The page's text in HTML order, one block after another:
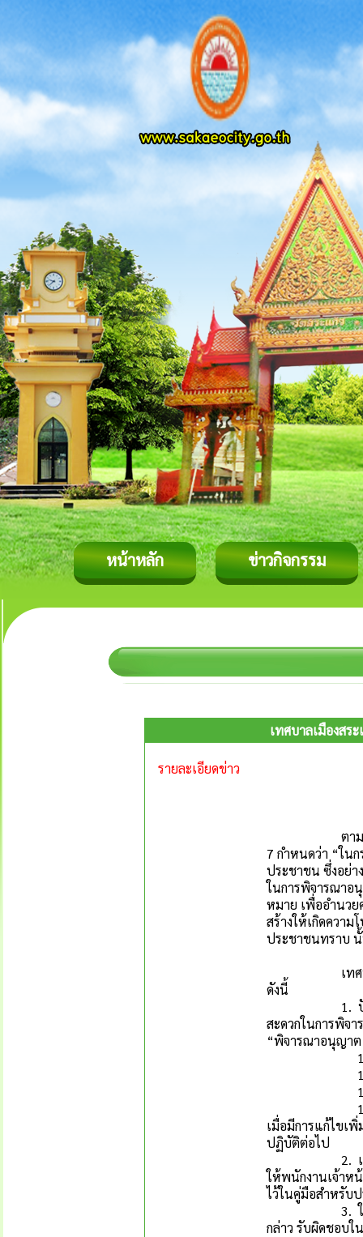
หน้าหลัก ข่าวกิจกรรม
เทศบาลเมืองสร
รายละเอียดข่าว
ตามพระราชบั
7 กำหนดว่า “ใน
ประชาชน ซึ่งอย่า
ในการพิจารณาอ
หมาย เพื่ออำนว
สร้างให้เกิดควา
ประชาชนทราบ
เทศบาลเมือง
ดังนี้
1. ปัจจุบันเทศ
สะดวกในการพิจ
“พิจารณาอนุญา
1.1 สำนักปลั
1.2 กองคลั
1.3 กองช่า
1.4 กองสาธ
เมื่อมีการแก้ไขเ
ปฏิบัติต่อไป
2. เมื่อมีการใ
ให้พนักงานเจ้าห
ไว้ในคู่มือสำหรับ
3. ให้เป็นหน้
กล่าว รับผิดชอบ